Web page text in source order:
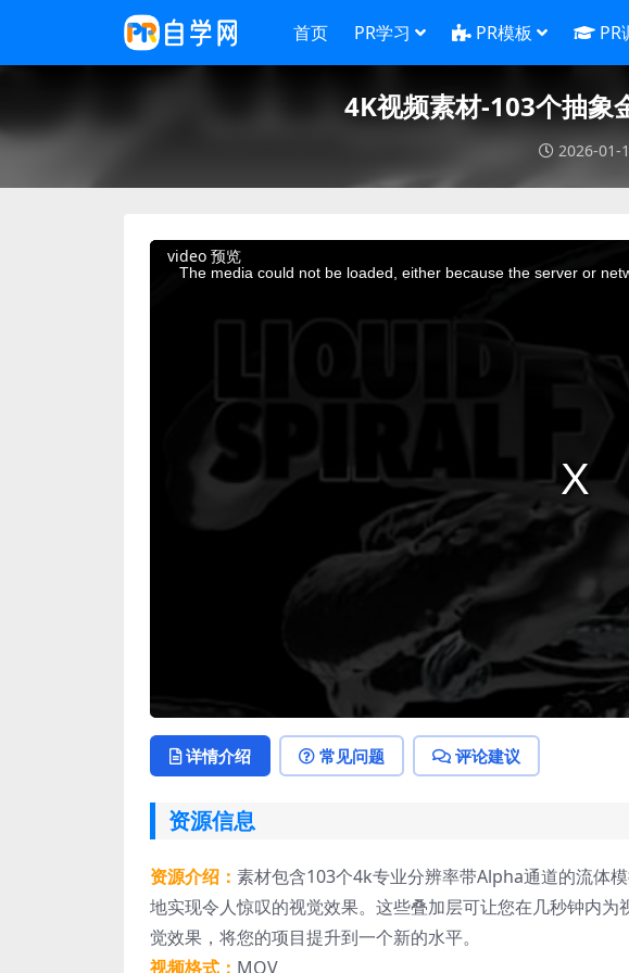
首页 PR学习 PR模板 PR
4K视频素材-103个抽象
2026-01-
video 预览
This
The media could not be loaded, either because the server or
详情介绍 常见问题 评论建议
资源信息
资源介绍： 素材包含103个4k专业分辨率带Alpha通道的流体
地实现令人惊叹的视觉效果。这些叠加层可让您在几秒钟内
觉效果，将您的项目提升到一个新的水平。
视频格式： MOV